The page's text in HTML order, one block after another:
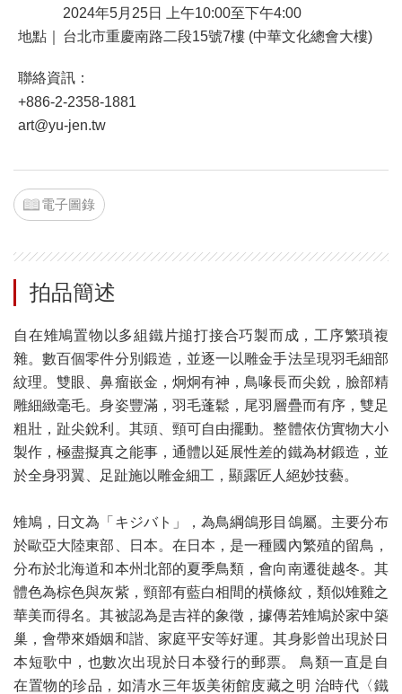
2024年5月25日 上午10:00至下午4:00
地點｜
台北市重慶南路二段15號7樓 (中華文化總會大樓)
聯絡資訊：
+886-2-2358-1881
art@yu-jen.tw
電子圖錄
拍品簡述
自在雉鳩置物以多組鐵片搥打接合巧製而成，工序繁瑣複
雜。數百個零件分別鍛造，並逐一以雕金手法呈現羽毛細部
紋理。雙眼、鼻瘤嵌金，炯炯有神，鳥喙長而尖銳，臉部精
雕細緻毫毛。身姿豐滿，羽毛蓬鬆，尾羽層疊而有序，雙足
粗壯，趾尖銳利。其頭、頸可自由擺動。整體依仿實物大小
製作，極盡擬真之能事，通體以延展性差的鐵為材鍛造，並
於全身羽翼、足趾施以雕金細工，顯露匠人絕妙技藝。
雉鳩，日文為「キジバト」，為鳥綱鴿形目鴿屬。主要分布
於歐亞大陸東部、日本。在日本，是一種國內繁殖的留鳥，
分布於北海道和本州北部的夏季鳥類，會向南遷徙越冬。其
體色為棕色與灰紫，頸部有藍白相間的橫條紋，類似雉雞之
華美而得名。其被認為是吉祥的象徵，據傳若雉鳩於家中築
巢，會帶來婚姻和諧、家庭平安等好運。其身影曾出現於日
本短歌中，也數次出現於日本發行的郵票。 鳥類一直是自
在置物的珍品，如清水三年坂美術館庋藏之明 治時代〈鐵